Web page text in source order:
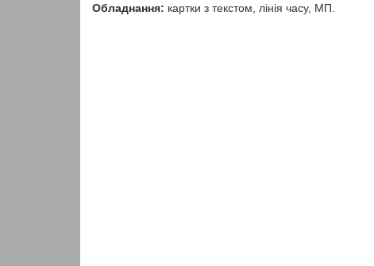
Обладнання: картки з текстом, лінія часу, МП.